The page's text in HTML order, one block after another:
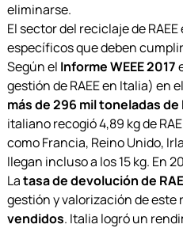
eliminarse.
El sector del reciclaje de
específicos que deben
Según el Informe WEEE 2017
gestión de RAEE en Italia) en
más de 296 mil toneladas de
italiano recogió 4,89 kg de
como Francia, Reino Unido,
llegan incluso a los 15 kg. En
Latasa de devolución de
gestión y valorización de este
vendidos. Italia logró un